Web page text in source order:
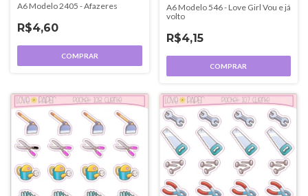
A6 Modelo 2405 - Afazeres
R$4,60
COMPRAR
A6 Modelo 546 - Love Girl Vou e já
volto
R$4,15
COMPRAR